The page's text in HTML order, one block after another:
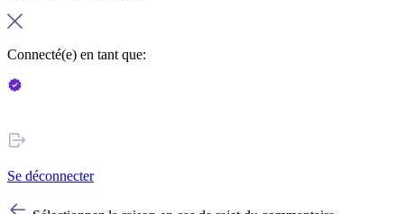
Connecté(e) en tant que:
Se déconnecter